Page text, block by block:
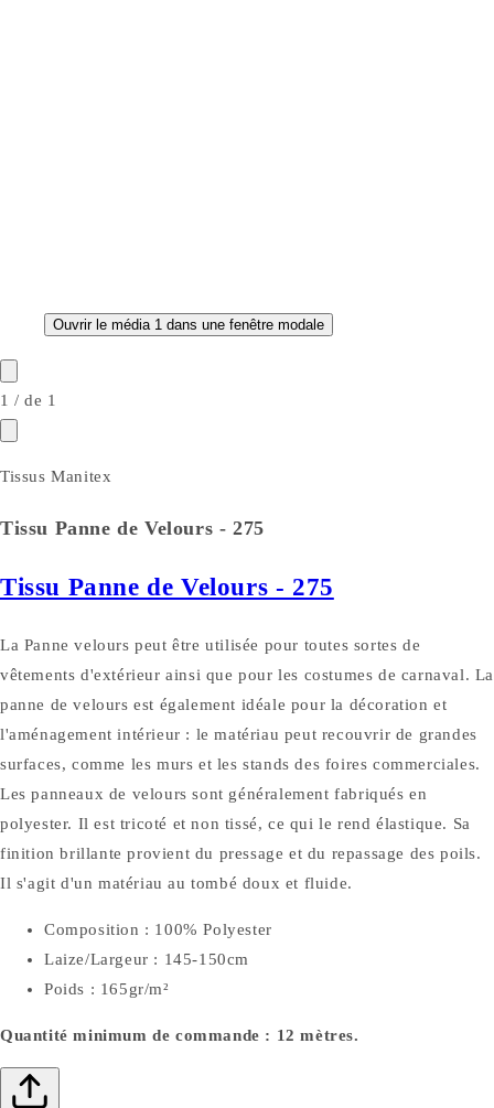
Ouvrir le média 1 dans une fenêtre modale
1 /de 1
Tissus Manitex
Tissu Panne de Velours - 275
Tissu Panne de Velours - 275
La Panne velours peut être utilisée pour toutes sortes de
vêtements d'extérieur ainsi que pour les costumes de carnaval. La
panne de velours est également idéale pour la décoration et
l'aménagement intérieur : le matériau peut recouvrir de grandes
surfaces, comme les murs et les stands des foires commerciales.
Les panneaux de velours sont généralement fabriqués en
polyester. Il est tricoté et non tissé, ce qui le rend élastique. Sa
finition brillante provient du pressage et du repassage des poils.
Il s'agit d'un matériau au tombé doux et fluide.
Composition : 100% Polyester
Laize/Largeur : 145-150cm
Poids : 165gr/m²
Quantité minimum de commande : 12 mètres.